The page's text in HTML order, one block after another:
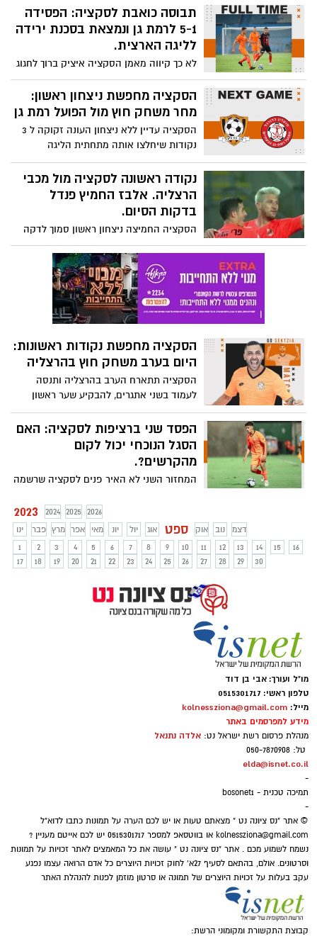
אנקווה להתבטאות חסרת תקדים באתר one
- השחקנים ישלמו את המחיר.
תבוסה כואבת לסקציה: הפסידה
5-1 לרמת גן ונמצאת בסכנת ירידה
לליגה הארצית.
לא כך קיווה מאמן הסקציה איציק ברוך לחגוג
את יום ההולדת. תבוסה מהדהדת בתוצאה 5-
1 להפועל רמת גן והסקציה כבר בסכנת ירידה
לליגה הארצית, ארבעה מחזורים מתחילת
הסקציה מחפשת ניצחון ראשון:
מחר משחק חוץ מול הפועל רמת גן
הסקציה עדיין ללא ניצחון העונה זקוקה ל 3
נקודות שיחלצו אותה מתחתית הליגה
הלאומית. היריבה, הפועל רמת גן שואפת
להכשיר את גידי קאניוק.
נקודה ראשונה לסקציה מול מכבי
הרצליה. אלבז החמיץ פנדל
בדקות הסיום.
הסקציה החמיצה ניצחון ראשון סמוך לדקה
התשעים וחבל. ובכל זאת, הקבוצה תתנחם
בנקודה הראשונה העונה, שער בכורה ליאקוב
סילבסטר ומשחק ראשון ללא הפסד העונה.
הסקציה מחפשת נקודות ראשונות:
היום בערב משחק חוץ בהרצליה
הסקציה תתארח הערב בהרצליה ותנסה
לעמוד בשני אתגרים, להבקיע שער ראשון
בליגה ולחזור לפחות עם נקודת ליגה ראשונה.
הפסד שני ברציפות לסקציה: האם
הסגל הנוכחי יכול לקום
מהקרשים?.
המחזור השני לא האיר פנים לסקציה שרשמה
פאחם. האם הסגל הנוכחי יכול להתאושש?.
האם הקבוצה תתחזק?. עתיד לא ברור
לכתומים.
2023 2024 2025
2026
ינו
פבר מרץ אפר מאי יונ יול אוג ספט אוק נוב
דצמ
1
2 3 4 5 6 7 8 9 10 11 12 13 14 15
16
17
18 19 20 21 22 23 24 25 26 27 28 29 30
מו"ל ועורך: אבי בן דוד
טלפון ראשי: 0515301717
מייל: kolnessziona@gmail.com
מידע למפרסמים באתר
מנהלת פרסום רשת ישראל נט: אלדה נתנאל
טל: 050-7870908
elda@isnet.co.il
-
תמיכה טכנית - bosonet1
-
© אתר "נס ציונה נט " מצאתם טעות או יש לכם הערה על תמונות כתבו לדוא"ל
kolnessziona@gmail.com
או בווטסאפ למספר 0515301717 יש לכם אייטם מעניין ?
נשמח לשמוע מכם . אתר "נס ציונה נט " עושה את כל המאמצים לאתר זכויות על תמונות
וסרטונים. אולם, בהתאם לסעיף 27א' לחוק זכויות היוצרים כל אדם הרואה עצמו נפגע
עקב בעלות על זכויות היוצרים של תמונה או סרטון מוזמן לפנות להנהלת האתר
קבוצת התקשורת ומקומוני הרשת: